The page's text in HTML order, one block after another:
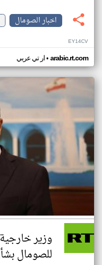
اخبار الصومال
EY14CV
ار تي عربي• arabic.rt.com
وزير
للصومال